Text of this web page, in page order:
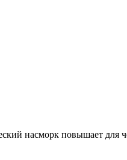
насморк повышает для